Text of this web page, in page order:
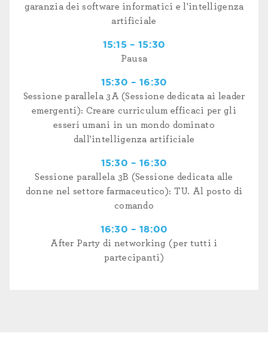
garanzia dei software informatici e l'intelligenza
artificiale
15:15 – 15:30
Pausa
15:30 – 16:30
Sessione parallela 3A (Sessione dedicata ai leader
emergenti): Creare curriculum efficaci per gli
esseri umani in un mondo dominato
dall'intelligenza artificiale
15:30 – 16:30
Sessione parallela 3B (Sessione dedicata alle
donne nel settore farmaceutico): TU. Al posto di
comando
16:30 – 18:00
After Party di networking (per tutti i
partecipanti)